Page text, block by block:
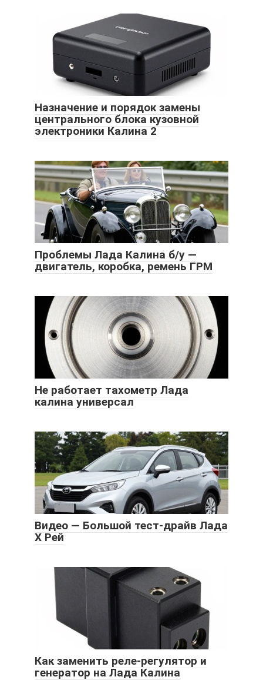
Назначение и порядок замены
центрального блока кузовной
электроники Калина 2
Проблемы Лада Калина б/у —
двигатель, коробка, ремень ГРМ
Не работает тахометр Лада
калина универсал
Видео — Большой тест-драйв Лада
X Рей
Как заменить реле-регулятор и
генератор на Лада Калина